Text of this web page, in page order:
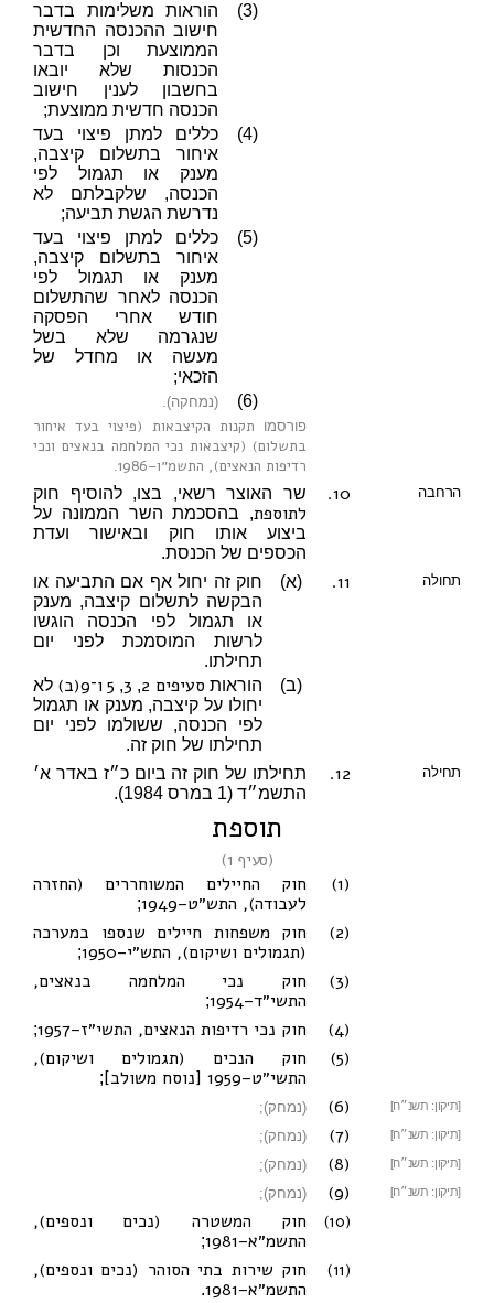
(3)
הוראות משלימות בדבר
חישוב ההכנסה החדשית
הממוצעת וכן בדבר
הכנסות שלא יובאו
בחשבון לענין חישוב
הכנסה חדשית ממוצעת;
(4)
כללים למתן פיצוי בעד
איחור בתשלום קיצבה,
מענק או תגמול לפי
הכנסה, שלקבלתם לא
נדרשת הגשת תביעה;
(5)
כללים למתן פיצוי בעד
איחור בתשלום קיצבה,
מענק או תגמול לפי
הכנסה לאחר שהתשלום
חודש אחרי הפסקה
שנגרמה שלא בשל
מעשה או מחדל של
הזכאי;
(6)
(נמחקה).
פורסמו תקנות הקיצבאות (פיצוי בעד איחור
בתשלום) (קיצבאות נכי המלחמה בנאצים ונכי
רדיפות הנאצים), התשמ״ו–1986
.
10. הרחבה שר האוצר רשאי, בצו, להוסיף חוק
לתוספת, בהסכמת השר הממונה על
ביצוע אותו חוק ובאישור ועדת
הכספים של הכנסת.
11. תחולה (א)
חוק זה יחול אף אם התביעה או
הבקשה לתשלום קיצבה, מענק
או תגמול לפי הכנסה הוגשו
לרשות המוסמכת לפני יום
תחילתו.
(ב)
הוראות סעיפים 2 ,
3
,
5 ו־9(ב)
לא
יחולו על קיצבה, מענק או תגמול
לפי הכנסה, ששולמו לפני יום
תחילתו של חוק זה.
12. תחילה
תחילתו של חוק זה ביום כ״ז באדר א׳
התשמ״ד (1 במרס 1984).
תוספת
(סעיף 1 )
(1)
חוק החיילים המשוחררים (החזרה
לעבודה), התש״ט–1949
;
(2)
חוק משפחות חיילים שנספו במערכה
(תגמולים ושיקום), התש״י–1950
;
(3)
חוק נכי המלחמה בנאצים,
התשי״ד–1954
;
(4) חוק נכי רדיפות הנאצים, התשי״ז–1957 ;
(5)
חוק הנכים (תגמולים ושיקום),
התשי״ט–1959 [נוסח משולב]
;
(6) [תיקון: תשנ״ח] (נמחק);
(7) [תיקון: תשנ״ח] (נמחק);
(8) [תיקון: תשנ״ח] (נמחק);
(9) [תיקון: תשנ״ח] (נמחק);
(10)
חוק המשטרה (נכים ונספים),
התשמ״א–1981
;
(11)
חוק שירות בתי הסוהר (נכים ונספים),
התשמ״א–1981
.